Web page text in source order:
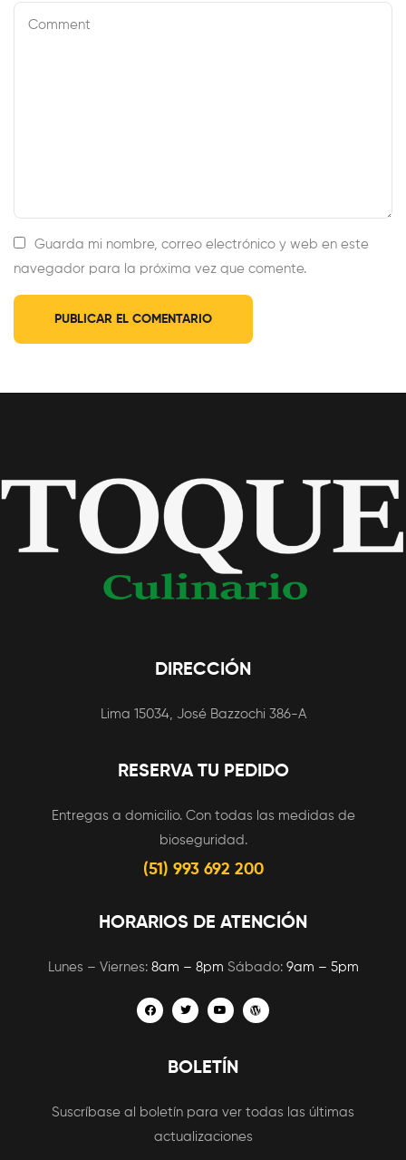
Guarda mi nombre, correo electrónico y web en este
navegador para la próxima vez que comente.
DIRECCIÓN
Lima 15034, José Bazzochi 386-A
RESERVA TU PEDIDO
Entregas a domicilio. Con todas las medidas de
bioseguridad.
(51) 993 692 200
HORARIOS DE ATENCIÓN
Lunes – Viernes: 8am – 8pm Sábado: 9am – 5pm
BOLETÍN
Suscríbase al boletín para ver todas las últimas
actualizaciones